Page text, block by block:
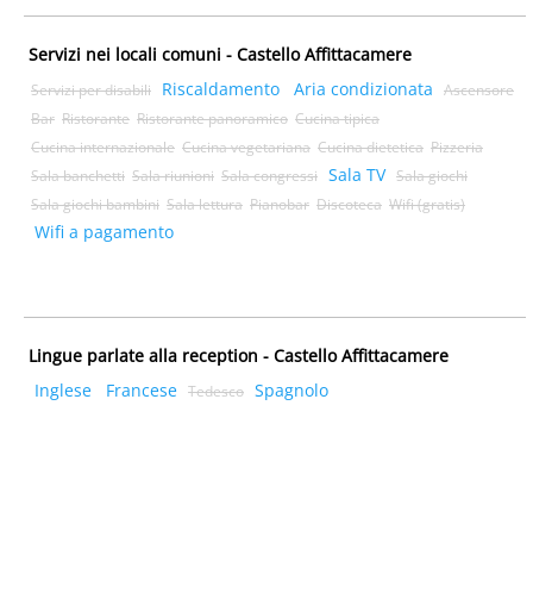
Servizi nei locali comuni - Castello Affittacamere
Servizi per disabili Riscaldamento Aria condizionata
Ascensore
Bar Ristorante Ristorante panoramico Cucina tipica
Cucina internazionale Cucina vegetariana Cucina dietetica Pizzeria
Sala banchetti Sala riunioni Sala congressi Sala TV Sala giochi
Sala giochi bambini Sala lettura Pianobar Discoteca Wifi (gratis)
Wifi a pagamento
Lingue parlate alla reception - Castello Affittacamere
Inglese
Francese Tedesco Spagnolo